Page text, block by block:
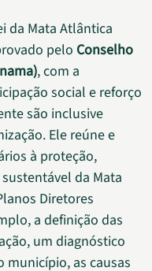
da Mata Atlântica
pelo Conselho
, com a
social e reforço
são inclusive
Ele reúne e
à proteção,
da Mata
Diretores
a definição das
um diagnóstico
município, as causas